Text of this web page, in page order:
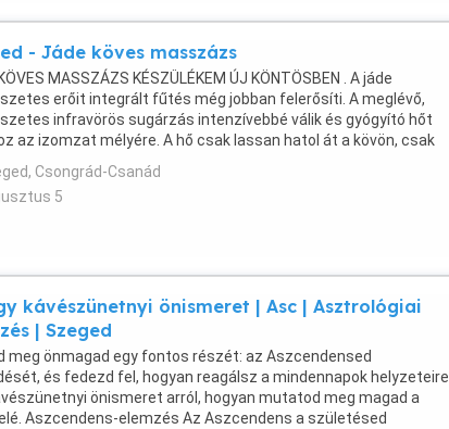
- Jáde köves masszázs
MASSZÁZS KÉSZÜLÉKEM ÚJ KÖNTÖSBEN . A jáde
erőit integrált fűtés még jobban felerősíti. A meglévő,
infravörös sugárzás intenzívebbé válik és gyógyító hőt
az izomzat mélyére. A hő csak lassan hatol át a kövön, csak
után válik érezhetővé. A felfűtés ...
Csongrád-Csanád
5
kávészünetnyi önismeret | Asc | Asztrológiai
| Szeged
meg önmagad egy fontos részét: az Aszcendensed
és fedezd fel, hogyan reagálsz a mindennapok helyzeteire.
önismeret arról, hogyan mutatod meg magad a
Aszcendens-elemzés Az Aszcendens a születésed